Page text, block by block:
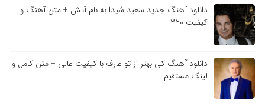
دانلود آهنگ جدید سعید شیدا به نام آتش + متن آهنگ و
کیفیت ۳۲۰
دانلود آهنگ کی بهتر از تو عارف با کیفیت عالی + متن کامل و
لینک مستقیم